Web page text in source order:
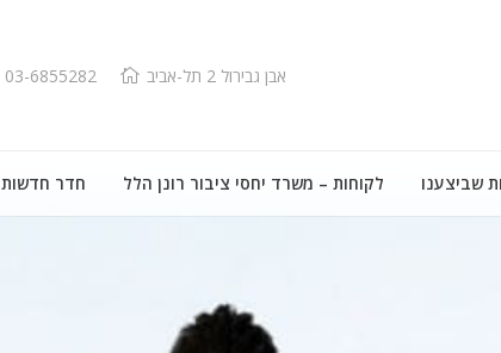
אבן גבירול 2 תל-אביב 03-6855282
שביצענו לקוחות – משרד יחסי ציבור רונן הלל חדר חדשות